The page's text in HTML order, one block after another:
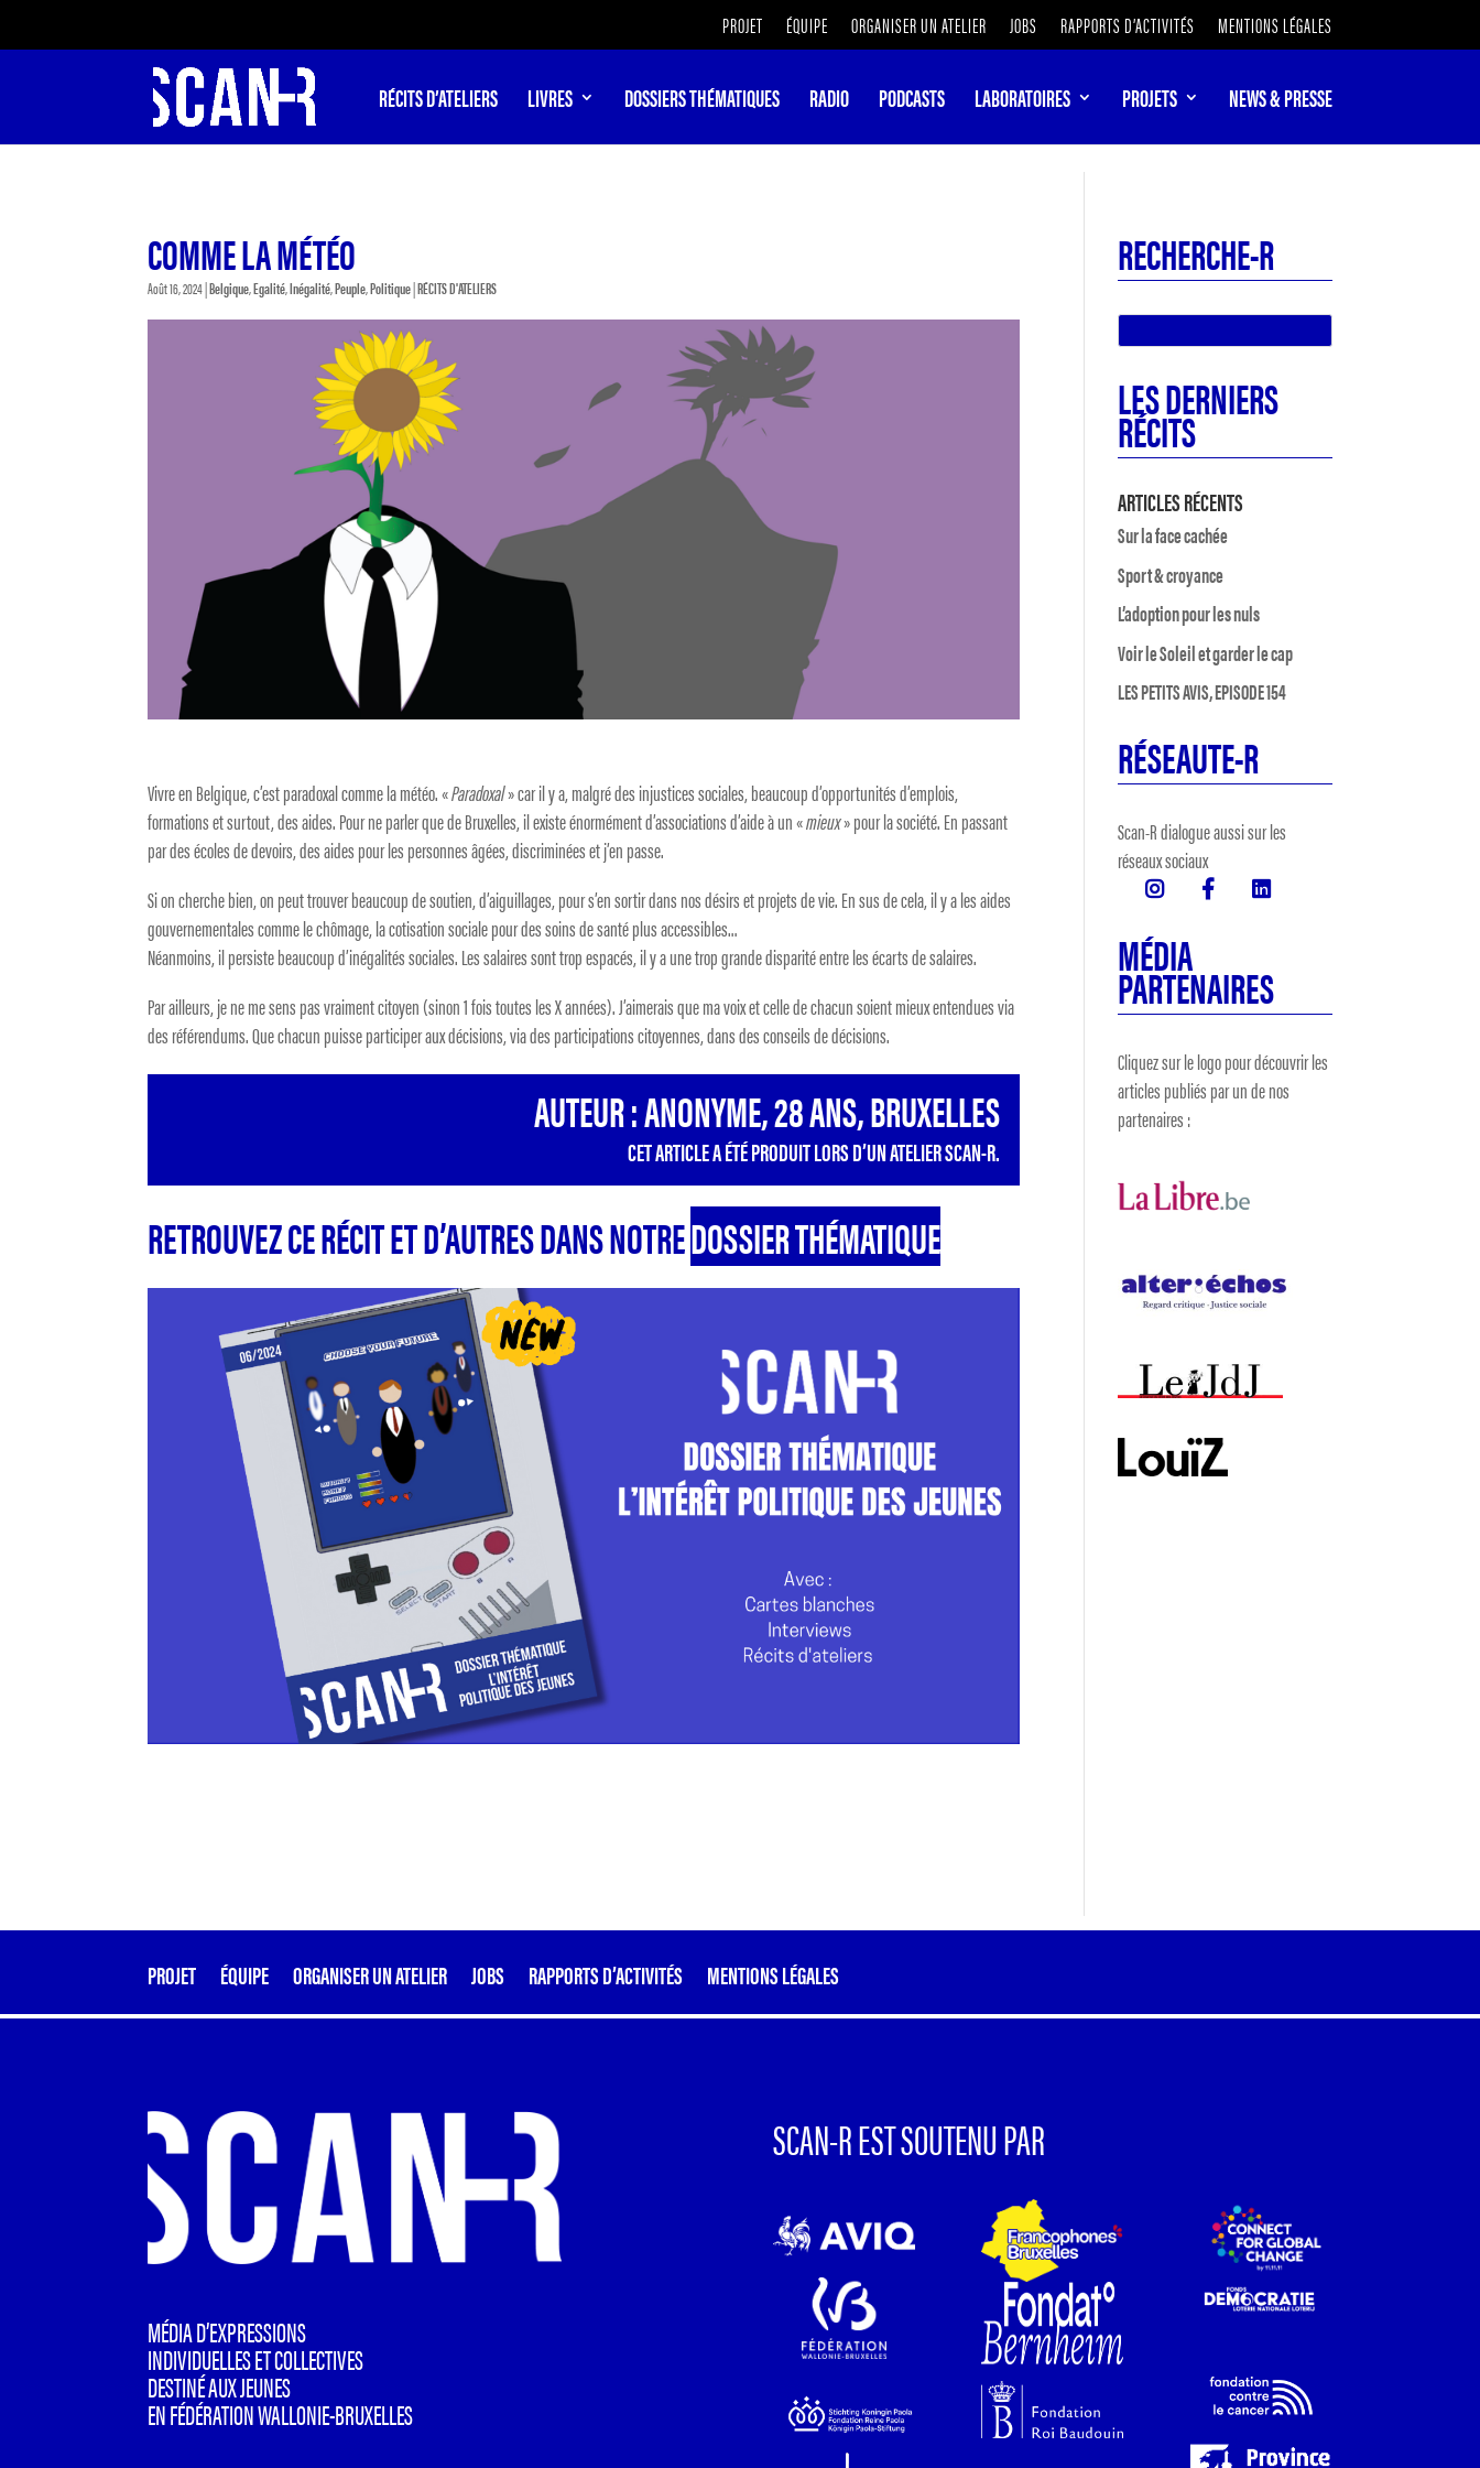
PROJET ÉQUIPE ORGANISER UN ATELIER JOBS RAPPORTS D’ACTIVITÉS MENTIONS LÉGALES
RÉCITS D’ATELIERS LIVRES DOSSIERS THÉMATIQUES RADIO PODCASTS LABORATOIRES PROJETS NEWS & PRESSE
COMME LA MÉTÉO
Août 16, 2024|Belgique,Egalité,Inégalité,Peuple,Politique|RÉCITS D'ATELIERS
Vivre en Belgique, c’est paradoxal comme la météo. «Paradoxal» car il y a, malgré des injustices sociales, beaucoup d’opportunités d’emplois,
formations et surtout, des aides. Pour ne parler que de Bruxelles, il existe énormément d’associations d’aide à un «mieux» pour la société. En passant
par des écoles de devoirs, des aides pour les personnes âgées, discriminées et j’en passe.
Si on cherche bien, on peut trouver beaucoup de soutien, d’aiguillages, pour s’en sortir dans nos désirs et projets de vie. En sus de cela, il y a les aides
gouvernementales comme le chômage, la cotisation sociale pour des soins de santé plus accessibles…
Néanmoins, il persiste beaucoup d’inégalités sociales. Les salaires sont trop espacés, il y a une trop grande disparité entre les écarts de salaires.
Par ailleurs, je ne me sens pas vraiment citoyen (sinon 1 fois toutes les X années). J’aimerais que ma voix et celle de chacun soient mieux entendues via
des référendums. Que chacun puisse participer aux décisions, via des participations citoyennes, dans des conseils de décisions.
AUTEUR : ANONYME, 28 ANS, BRUXELLES
CET ARTICLE A ÉTÉ PRODUIT LORS D’UN ATELIER SCAN-R.
RETROUVEZ CE RÉCIT ET D’AUTRES DANS NOTREDOSSIER THÉMATIQUE
RECHERCHE-R
LES DERNIERS
RÉCITS
ARTICLES RÉCENTS
Sur la face cachée
Sport & croyance
L’adoption pour les nuls
Voir le Soleil et garder le cap
LES PETITS AVIS, EPISODE 154
RÉSEAUTE-R
Scan-R dialogue aussi sur les
réseaux sociaux
MÉDIA
PARTENAIRES
Cliquez sur le logo pour découvrir les
articles publiés par un de nos
partenaires :
PROJET ÉQUIPE ORGANISER UN ATELIER JOBS RAPPORTS D’ACTIVITÉS MENTIONS LÉGALES
MÉDIA D’EXPRESSIONS
INDIVIDUELLES ET COLLECTIVES
DESTINÉ AUX JEUNES
EN FÉDÉRATION WALLONIE-BRUXELLES
SCAN-R EST SOUTENU PAR